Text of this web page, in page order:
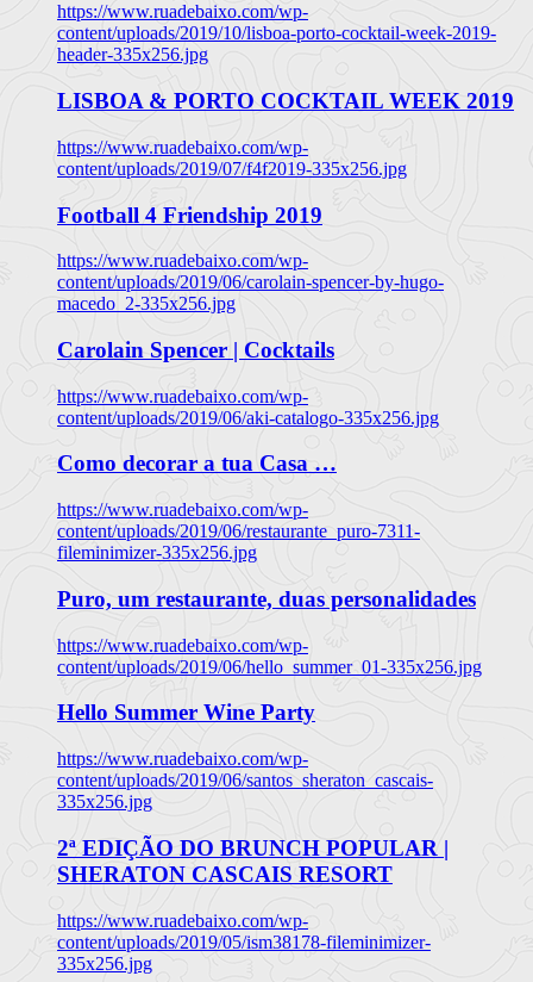
https://www.ruadebaixo.com/wp-
content/uploads/2019/10/lisboa-porto-cocktail-week-2019-
header-335x256.jpg
LISBOA & PORTO COCKTAIL WEEK 2019
https://www.ruadebaixo.com/wp-
content/uploads/2019/07/f4f2019-335x256.jpg
Football 4 Friendship 2019
https://www.ruadebaixo.com/wp-
content/uploads/2019/06/carolain-spencer-by-hugo-
macedo_2-335x256.jpg
Carolain Spencer | Cocktails
https://www.ruadebaixo.com/wp-
content/uploads/2019/06/aki-catalogo-335x256.jpg
Como decorar a tua Casa …
https://www.ruadebaixo.com/wp-
content/uploads/2019/06/restaurante_puro-7311-
fileminimizer-335x256.jpg
Puro, um restaurante, duas personalidades
https://www.ruadebaixo.com/wp-
content/uploads/2019/06/hello_summer_01-335x256.jpg
Hello Summer Wine Party
https://www.ruadebaixo.com/wp-
content/uploads/2019/06/santos_sheraton_cascais-
335x256.jpg
2ª EDIÇÃO DO BRUNCH POPULAR |
SHERATON CASCAIS RESORT
https://www.ruadebaixo.com/wp-
content/uploads/2019/05/ism38178-fileminimizer-
335x256.jpg